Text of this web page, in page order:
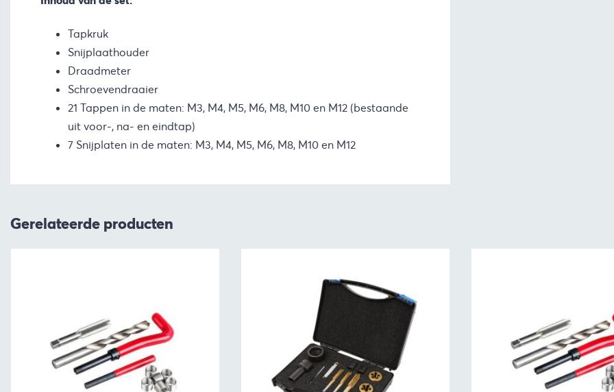
Tapkruk
Snijplaathouder
Draadmeter
Schroevendraaier
21 Tappen in de maten: M3, M4, M5, M6, M8, M10 en M12 (bestaande
uit voor-, na- en eindtap)
7 Snijplaten in de maten: M3, M4, M5, M6, M8, M10 en M12
Gerelateerde producten